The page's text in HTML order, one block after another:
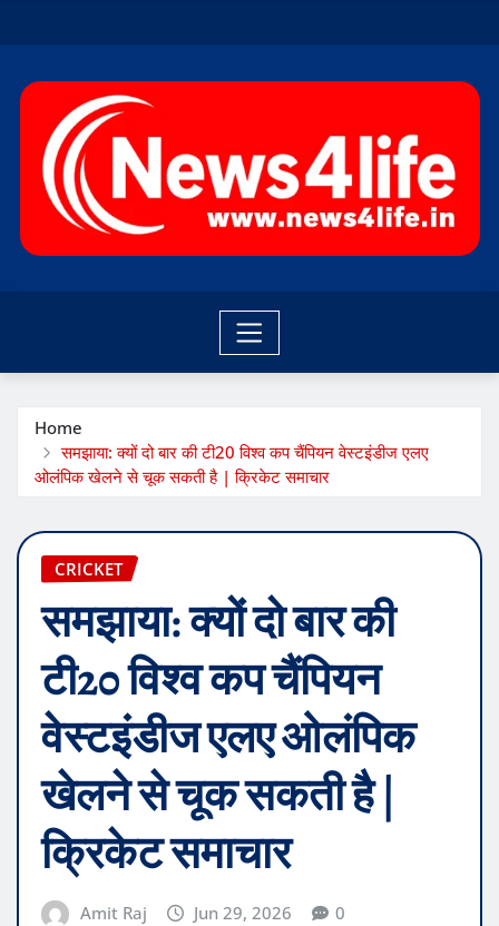
to
Home
समझाया: क्यों दो बार की टी20 विश्व कप चैंपियन वेस्टइंडीज एलए
ओलंपिक खेलने से चूक सकती है | क्रिकेट समाचार
CRICKET
समझाया: क्यों दो बार की
टी20 विश्व कप चैंपियन
वेस्टइंडीज एलए ओलंपिक
खेलने से चूक सकती है |
क्रिकेट समाचार
Amit Raj Jun 29, 2026 0